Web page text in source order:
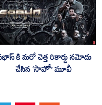
కి మరో చెత్త రికార్డు నమోదు
చేసిన ‘సాహో’ మూవీ